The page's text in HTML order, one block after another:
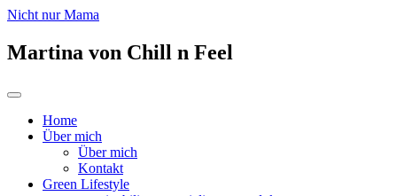
Nicht nur Mama
Martina von Chill n Feel
Zum
springen
Toggle
navigationHome
Über mich
Über mich
Kontakt
Green Lifestyle